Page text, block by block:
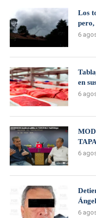
Los
pero,
6
en
6
6
6